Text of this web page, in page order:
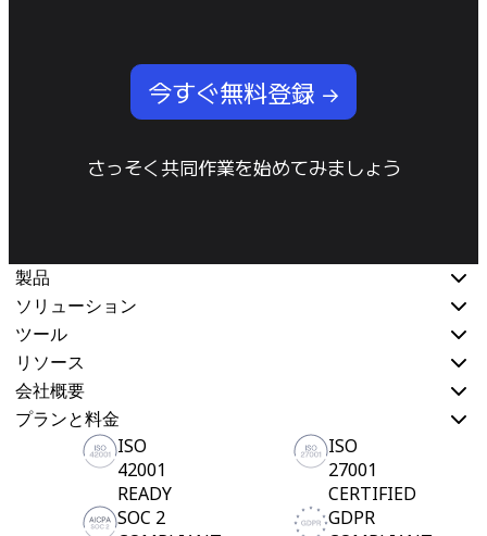
今すぐ無料登録 →
さっそく共同作業を始めてみましょう
製品
ソリューション
ツール
リソース
会社概要
プランと料金
ISO
42001
READY
ISO
27001
CERTIFIED
SOC 2
GDPR